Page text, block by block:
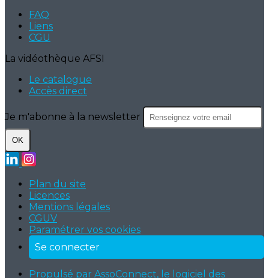
FAQ
Liens
CGU
La vidéothèque AFSI
Le catalogue
Accès direct
Je m'abonne à la newsletter
OK
Plan du site
Licences
Mentions légales
CGUV
Paramétrer vos cookies
Se connecter
Propulsé par AssoConnect, le logiciel des